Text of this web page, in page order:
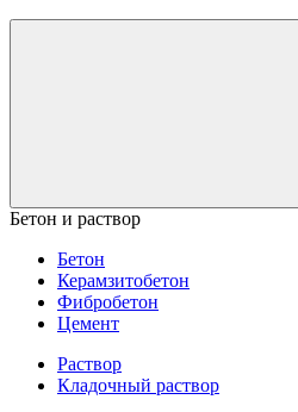
Бетон и раствор
Бетон
Керамзитобетон
Фибробетон
Цемент
Раствор
Кладочный раствор